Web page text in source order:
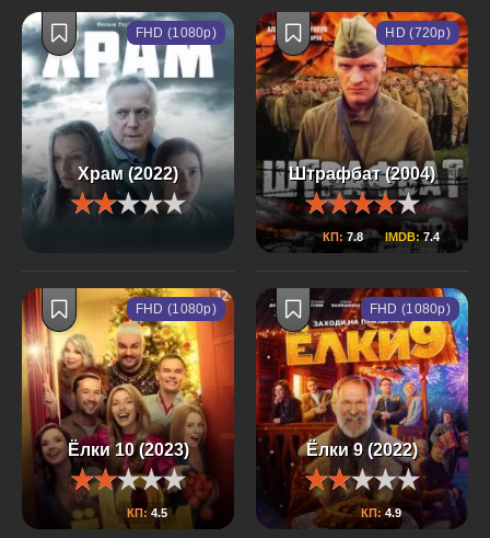
Храм (2022)
FHD (1080p)
Штрафбат (2004)
КП:7.8 IMDB: 7.4
HD (720p)
Ёлки 10 (2023)
КП: 4.5
FHD (1080p)
Ёлки 9 (2022)
КП: 4.9
FHD (1080p)